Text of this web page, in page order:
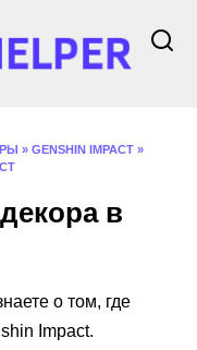
» GENSHIN IMPACT »
в
о том, где
Impact.